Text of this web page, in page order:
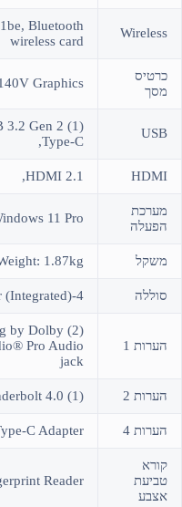
Wireless
Bluetooth
wireless card
כרטיס
מסך
Graphics
USB
3.2 Gen 2
Type-C,
HDMI
HDMI 2.1,
מערכת
הפעלה
11 Pro
משקל 1.87kg
סוללה 4-Cell Battery, 64WHr (Integrated)
הערות 1
by Dolby
Pro Audio
jack
הערות 2 (1) Intel Thunderbolt 4.0,
הערות 4 C Adapter
קורא
טביעת
אצבע
Reader